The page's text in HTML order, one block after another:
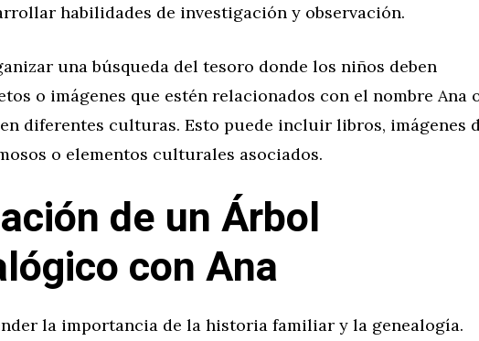
habilidades de investigación y observación.
una búsqueda del tesoro donde los niños deben
o imágenes que estén relacionados con el nombre Ana
diferentes culturas. Esto puede incluir libros, imágenes
o elementos culturales asociados.
de un Árbol
con Ana
la importancia de la historia familiar y la genealogía.